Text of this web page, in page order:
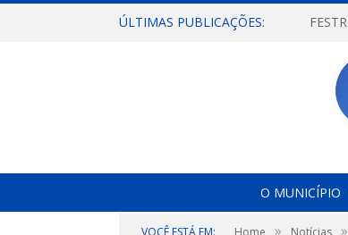
ÚLTIMAS PUBLICAÇÕES:
O MUNICÍPIO
VOCÊ ESTÁ EM: Home » Notícias »